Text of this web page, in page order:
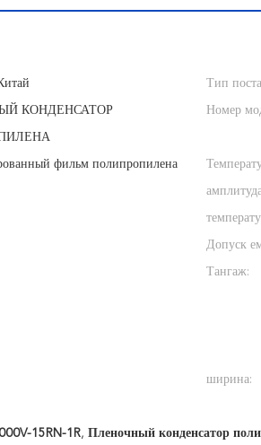
Тип
КОНДЕНСАТОР Номер
фильм полипропилена
Допуск
Тангаж:
ширина:
15RN-1R, Пленочный конденсатор